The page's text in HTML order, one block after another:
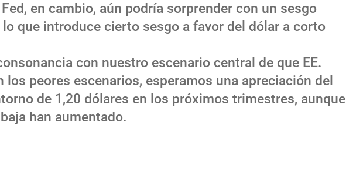
en cambio, aún podría sorprender con un sesgo
que introduce cierto sesgo a favor del dólar a corto
con nuestro escenario central de que EE.
los peores escenarios, esperamos una apreciación del
de 1,20 dólares en los próximos trimestres, aunque
han aumentado.